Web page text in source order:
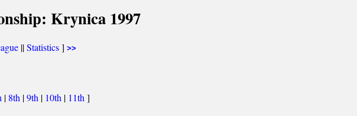
Krynica 1997
||Statistics] >>
| 8th |9th | 10th | 11th]